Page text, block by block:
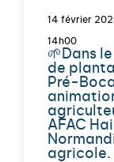
14 février
14h00
🌱Dans
de
Pré-
AFAC
agricole.